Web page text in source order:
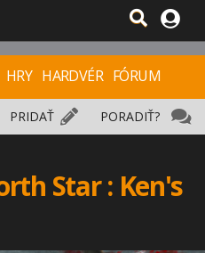
HRY HARDVÉR FÓRUM
PORADIŤ?
PRIDAŤ
Star : Ken's